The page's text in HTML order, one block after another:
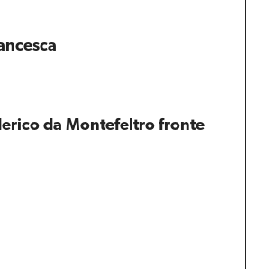
da Montefeltro fronte